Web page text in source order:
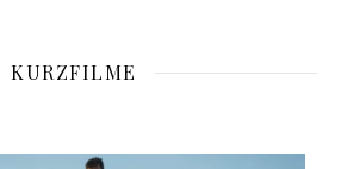
KURZFILME